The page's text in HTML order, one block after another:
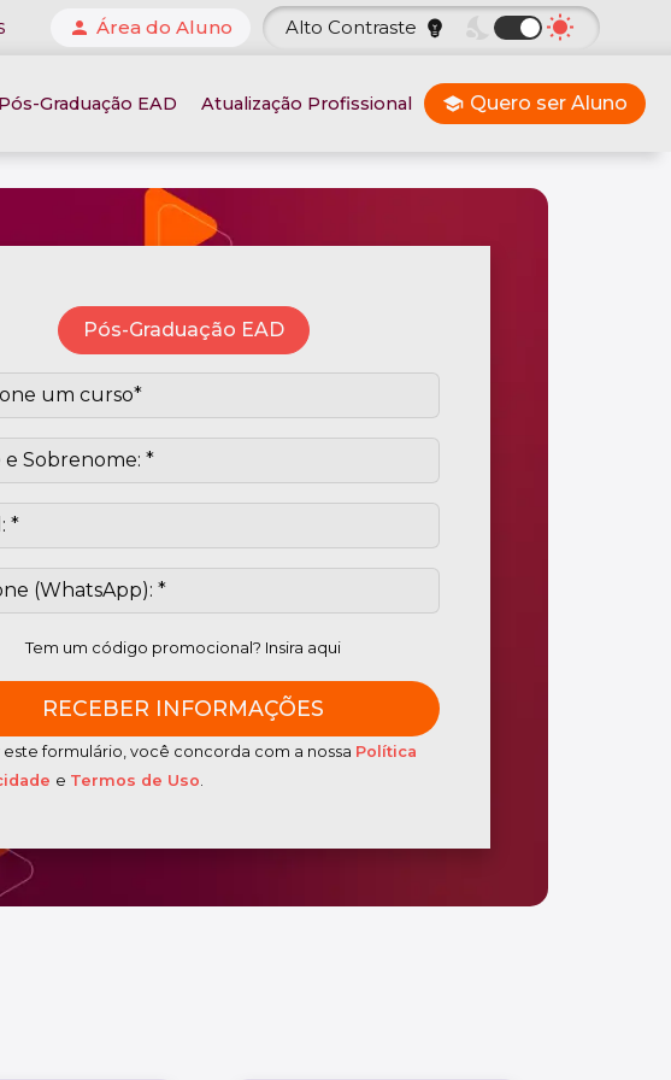
person Área do Aluno Alto Contraste emoji_objects wb_sunny
Pós-Graduação EAD Atualização Profissional school Quero ser Aluno
Pós-Graduação EAD
Tem um código promocional? Insira aqui
este formulário, você concorda com a nossa Política
e Termos de Uso.